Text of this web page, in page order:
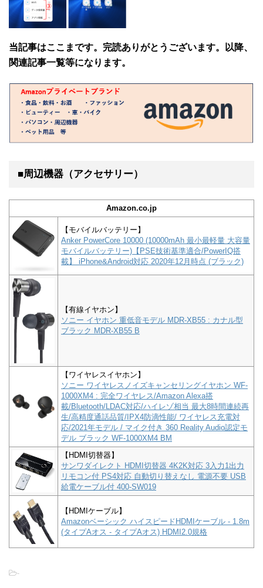
当記事はここまです。完読ありがとうございます。以降、
関連記事一覧等になります。
■周辺機器（アクセサリー）
Amazon.co.jp
【モバイルバッテリー】
Anker PowerCore 10000 (10000mAh 最小最軽量 大容量
モバイルバッテリー)【PSE技術基準適合/PowerIQ搭
載】 iPhone&Android対応 2020年12月時点 (ブラック)
【有線イヤホン】
ソニー イヤホン 重低音モデル MDR-XB55 : カナル型
ブラック MDR-XB55 B
【ワイヤレスイヤホン】
ソニー ワイヤレスノイズキャンセリングイヤホン WF-
1000XM4 : 完全ワイヤレス/Amazon Alexa搭
載/Bluetooth/LDAC対応/ハイレゾ相当 最大8時間連続再
生/高精度通話品質/IPX4防滴性能/ ワイヤレス充電対
応/2021年モデル / マイク付き 360 Reality Audio認定モ
デル ブラック WF-1000XM4 BM
【HDMI切替器】
サンワダイレクト HDMI切替器 4K2K対応 3入力1出力
リモコン付 PS4対応 自動切り替えなし 電源不要 USB
給電ケーブル付 400-SW019
【HDMIケーブル】
Amazonベーシック ハイスピードHDMIケーブル - 1.8m
(タイプAオス - タイプAオス) HDMI2.0規格
-